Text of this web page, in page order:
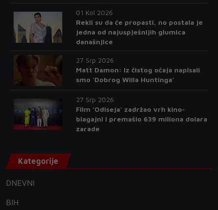
01 Kol 2026
Rekli su da će propasti, no postala je
jedna od najuspješnijih glumica
današnjice
27 Srp 2026
Matt Damon: Iz čistog očaja napisali
smo 'Dobrog Willa Huntinga'
27 Srp 2026
Film 'Odiseja' zadržao vrh kino-
blagajni i premašio 639 miliona dolara
zarade
Kategorije
DNEVNI
BIH